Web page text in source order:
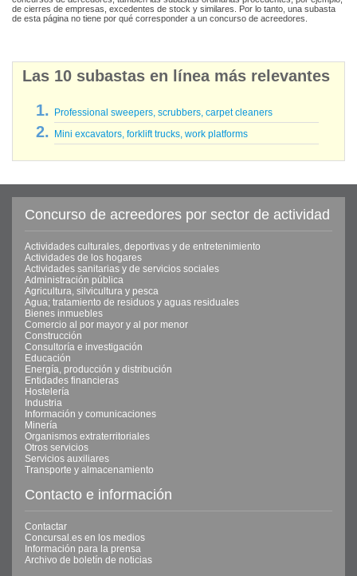
de cierres de empresas, excedentes de stock y similares. Por lo tanto, una subasta
de esta página no tiene por qué corresponder a un concurso de acreedores.
Las 10 subastas en línea más relevantes
Professional sweepers, scrubbers, carpet cleaners
Mini excavators, forklift trucks, work platforms
Concurso de acreedores por sector de actividad
Actividades culturales, deportivas y de entretenimiento
Actividades de los hogares
Actividades sanitarias y de servicios sociales
Administración pública
Agricultura, silvicultura y pesca
Agua; tratamiento de residuos y aguas residuales
Bienes inmuebles
Comercio al por mayor y al por menor
Construcción
Consultoría e investigación
Educación
Energía, producción y distribución
Entidades financieras
Hostelería
Industria
Información y comunicaciones
Minería
Organismos extraterritoriales
Otros servicios
Servicios auxiliares
Transporte y almacenamiento
Contacto e información
Contactar
Concursal.es en los medios
Información para la prensa
Archivo de boletín de noticias